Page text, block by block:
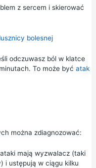
z sercem i skierować
bolesnej
odczuwasz ból w klatce
To może być atak
można zdiagnozować:
mają wyzwalacz (taki
i ustępują w ciągu kilku